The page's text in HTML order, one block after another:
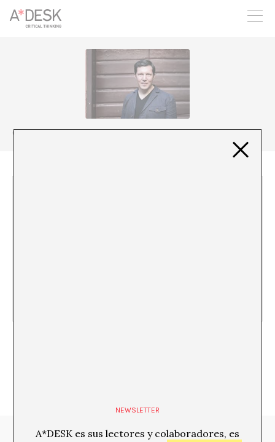
crees también en A*DESK seguimos necesitándote para poder
seguir adelante. Ahora puedes participar del proyecto y
apoyarlo.
Olav Fumarola Unsgaard
Media Partners:
NEWSLETTER
A*DESK es sus lectores y colaboradores, es